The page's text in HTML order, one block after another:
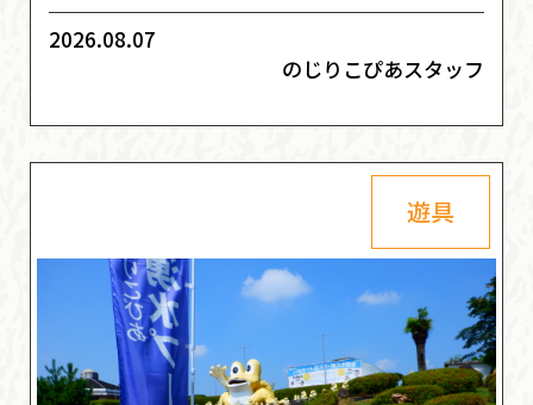
2026.08.07
のじりこぴあスタッフ
遊具